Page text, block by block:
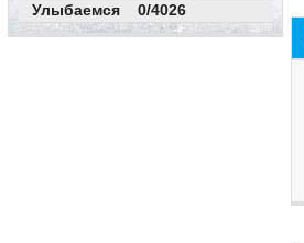
Улыбаемся 0/4026